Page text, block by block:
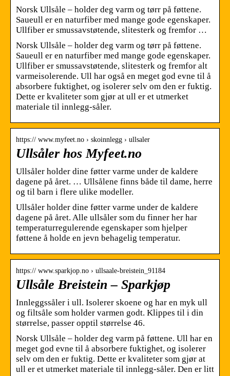
Norsk Ullsåle – holder deg varm og tørr på føttene.
Saueull er en naturfiber med mange gode egenskaper.
Ullfiber er smussavstøtende, slitesterk og fremfor …
Norsk Ullsåle – holder deg varm og tørr på føttene.
Saueull er en naturfiber med mange gode egenskaper.
Ullfiber er smussavstøtende, slitesterk og fremfor alt
varmeisolerende. Ull har også en meget god evne til å
absorbere fuktighet, og isolerer selv om den er fuktig.
Dette er kvaliteter som gjør at ull er et utmerket
materiale til innlegg-såler.
https:// www.myfeet.no › skoinnlegg › ullsaler
Ullsåler hos Myfeet.no
Ullsåler holder dine føtter varme under de kaldere
dagene på året. … Ullsålene finns både til dame, herre
og til barn i flere ulike modeller.
Ullsåler holder dine føtter varme under de kaldere
dagene på året. Alle ullsåler som du finner her har
temperaturregulerende egenskaper som hjelper
føttene å holde en jevn behagelig temperatur.
https:// www.sparkjop.no › ullsaale-breistein_91184
Ullsåle Breistein – Sparkjøp
Innleggssåler i ull. Isolerer skoene og har en myk ull
og filtsåle som holder varmen godt. Klippes til i din
størrelse, passer opptil størrelse 46.
Norsk Ullsåle – holder deg varm på føttene. Ull har en
meget god evne til å absorbere fuktighet, og isolerer
selv om den er fuktig. Dette er kvaliteter som gjør at
ull er et utmerket materiale til innlegg-såler. Den er litt